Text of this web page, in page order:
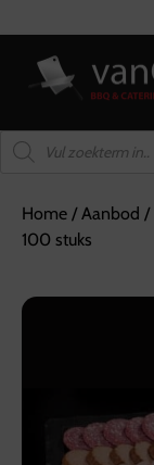
Home /Aanbod /
100 stuks